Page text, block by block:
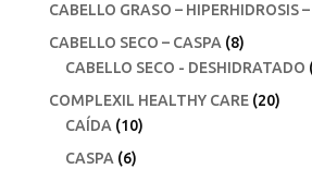
CABELLO GRASO – HIPERHIDROSIS
CABELLO SECO – CASPA (8)
CABELLO SECO - DESHIDRATADO
COMPLEXIL HEALTHY CARE (20)
CAÍDA (10)
CASPA (6)